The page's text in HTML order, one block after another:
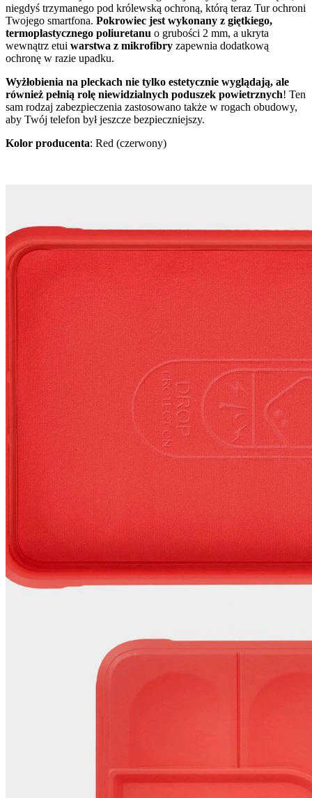
niegdyś trzymanego pod królewską ochroną, którą teraz Tur ochroni
Twojego smartfona. Pokrowiec jest wykonany z giętkiego,
termoplastycznego poliuretanu o grubości 2 mm, a ukryta
wewnątrz etui warstwa z mikrofibry zapewnia dodatkową
ochronę w razie upadku.
Wyżłobienia na pleckach nie tylko estetycznie wyglądają, ale
również pełnią rolę niewidzialnych poduszek powietrznych! Ten
sam rodzaj zabezpieczenia zastosowano także w rogach obudowy,
aby Twój telefon był jeszcze bezpieczniejszy.
Kolor producenta: Red (czerwony)